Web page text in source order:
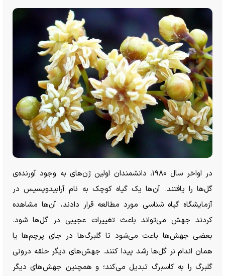
در اواخر سال ۱۹۸۰، دانشمندان اولین ژن‌های به وجود آورنده‌ی
گل‌ها را یافتند. آن‌ها یک گیاه کوچک به نام آرابیدوپسیس در
آزمایشگاه گیاه شناسی مورد مطالعه قرار دادند، آن‌ها مشاهده
کردند جهش می‌تواند باعث تغییرات عجیبی در گل‌ها شود.
بعضی جهش‌ها باعث می‌شود تا گلبرگ‌ها در جای پرچم‌ها یا
همان اندام نر گل‌ها رشد پیدا کنند. جهش‌های دیگر حلقه درونی
گلبرگ را به کاسبرگ تبدیل می‌کند؛ و همچنین جهش‌های دیگر